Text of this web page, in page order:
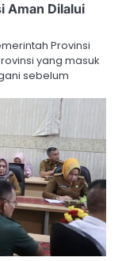
Aman Dilalui
Provinsi
yang masuk
sebelum